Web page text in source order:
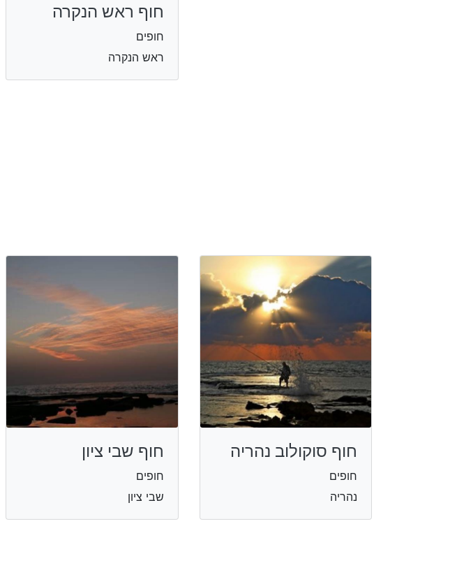
חוף ראש הנקרה
חופים
ראש הנקרה
חוף סוקולוב נהריה
חופים
נהריה
חוף שבי ציון
חופים
שבי ציון